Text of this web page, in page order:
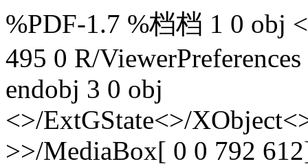
%PDF-1.7 %档档 1 0 obj
495 0 R/
endobj 3 0 obj
<>/ExtGState<>/
>>/MediaBox[ 0 0 792